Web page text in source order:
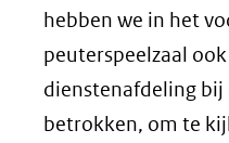
hebben we in het
peuterspeelzaal
dienstenafdeling bij
betrokken, om te